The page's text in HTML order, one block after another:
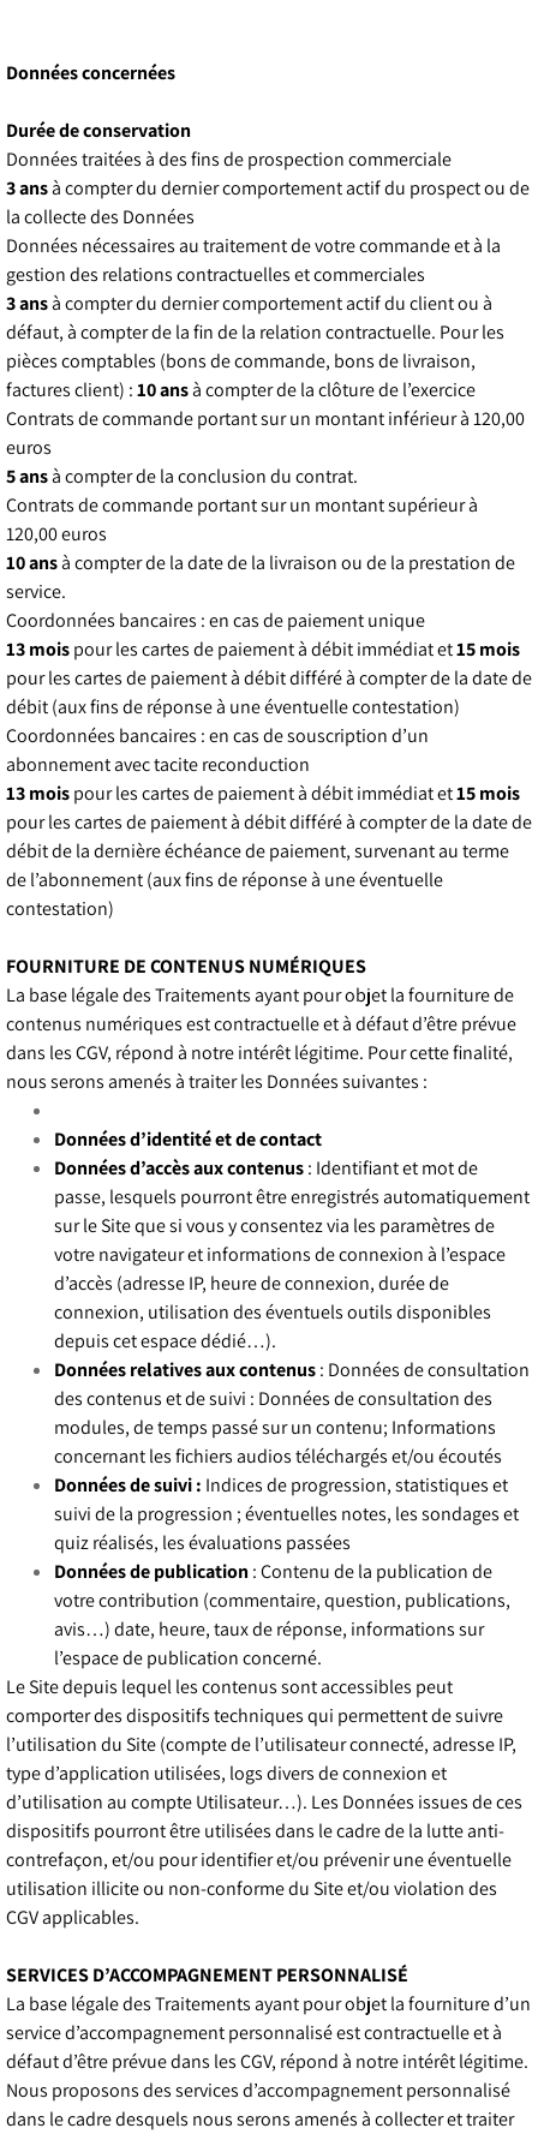
Données concernées
Durée de conservation
Données traitées à des fins de prospection commerciale
3 ansà compter du dernier comportement actif du prospect ou de
la collecte des Données
Données nécessaires au traitement de votre commande et à la
gestion des relations contractuelles et commerciales
3 ansà compter du dernier comportement actif du client ou à
défaut, à compter de la fin de la relation contractuelle. Pour les
pièces comptables (bons de commande, bons de livraison,
factures client) :10 ansà compter de la clôture de l’exercice
Contrats de commande portant sur un montant inférieur à 120,00
euros
5 ansà compter de la conclusion du contrat.
Contrats de commande portant sur un montant supérieur à
120,00 euros
10 ansà compter de la date de la livraison ou de la prestation de
service.
Coordonnées bancaires : en cas de paiement unique
13 moispour les cartes de paiement à débit immédiat et15 mois
pour les cartes de paiement à débit différé à compter de la date de
débit (aux fins de réponse à une éventuelle contestation)
Coordonnées bancaires : en cas de souscription d’un
abonnement avec tacite reconduction
13 moispour les cartes de paiement à débit immédiat et15 mois
pour les cartes de paiement à débit différé à compter de la date de
débit de la dernière échéance de paiement, survenant au terme
de l’abonnement (aux fins de réponse à une éventuelle
contestation)
FOURNITURE DE CONTENUS NUMÉRIQUES
La base légale des Traitements ayant pour objet la fourniture de
contenus numériques est contractuelle et à défaut d’être prévue
dans les CGV, répond à notre intérêt légitime. Pour cette finalité,
nous serons amenés à traiter les Données suivantes :
Données d’identité et de contact
Données d’accès aux contenus: Identifiant et mot de
passe, lesquels pourront être enregistrés automatiquement
sur le Site que si vous y consentez via les paramètres de
votre navigateur et informations de connexion à l’espace
d’accès (adresse IP, heure de connexion, durée de
connexion, utilisation des éventuels outils disponibles
depuis cet espace dédié…).
Données relatives aux contenus: Données de consultation
des contenus et de suivi : Données de consultation des
modules, de temps passé sur un contenu; Informations
concernant les fichiers audios téléchargés et/ou écoutés
Données de suivi : Indices de progression, statistiques et
suivi de la progression ; éventuelles notes, les sondages et
quiz réalisés, les évaluations passées
Données de publication: Contenu de la publication de
votre contribution (commentaire, question, publications,
avis…) date, heure, taux de réponse, informations sur
l’espace de publication concerné.
Le Site depuis lequel les contenus sont accessibles peut
comporter des dispositifs techniques qui permettent de suivre
l’utilisation du Site (compte de l’utilisateur connecté, adresse IP,
type d’application utilisées, logs divers de connexion et
d’utilisation au compte Utilisateur…). Les Données issues de ces
dispositifs pourront être utilisées dans le cadre de la lutte anti-
contrefaçon, et/ou pour identifier et/ou prévenir une éventuelle
utilisation illicite ou non-conforme du Site et/ou violation des
CGV applicables.
SERVICES D’ACCOMPAGNEMENT PERSONNALISÉ
La base légale des Traitements ayant pour objet la fourniture d’un
service d’accompagnement personnalisé est contractuelle et à
défaut d’être prévue dans les CGV, répond à notre intérêt légitime.
Nous proposons des services d’accompagnement personnalisé
dans le cadre desquels nous serons amenés à collecter et traiter